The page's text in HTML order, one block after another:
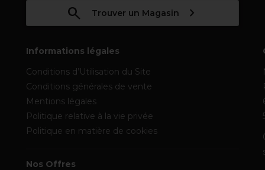
Trouver un Magasin
Informations légales
Conditions d’Utilisation du Site
Conditions générales de vente
Mentions légales
Politique relative à la vie privée
Politique en matière de cookies
Nos Offres